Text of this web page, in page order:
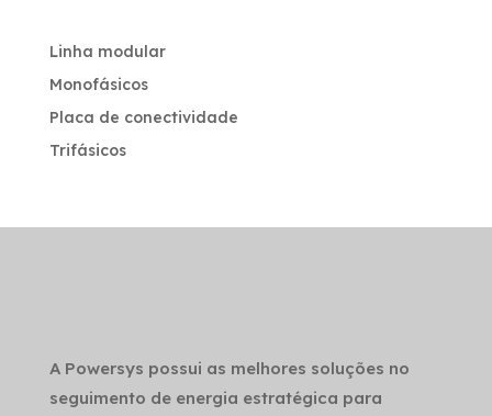
Linha modular
Monofásicos
Placa de conectividade
Trifásicos
A Powersys possui as melhores soluções no
seguimento de energia estratégica para